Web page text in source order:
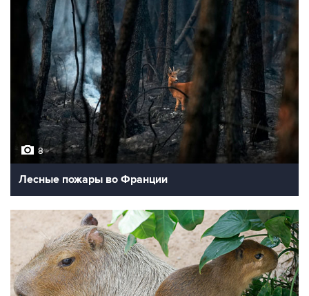
8
Лесные пожары во Франции